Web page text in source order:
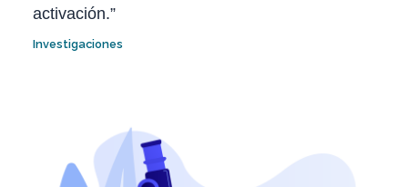
activación.”
Investigaciones